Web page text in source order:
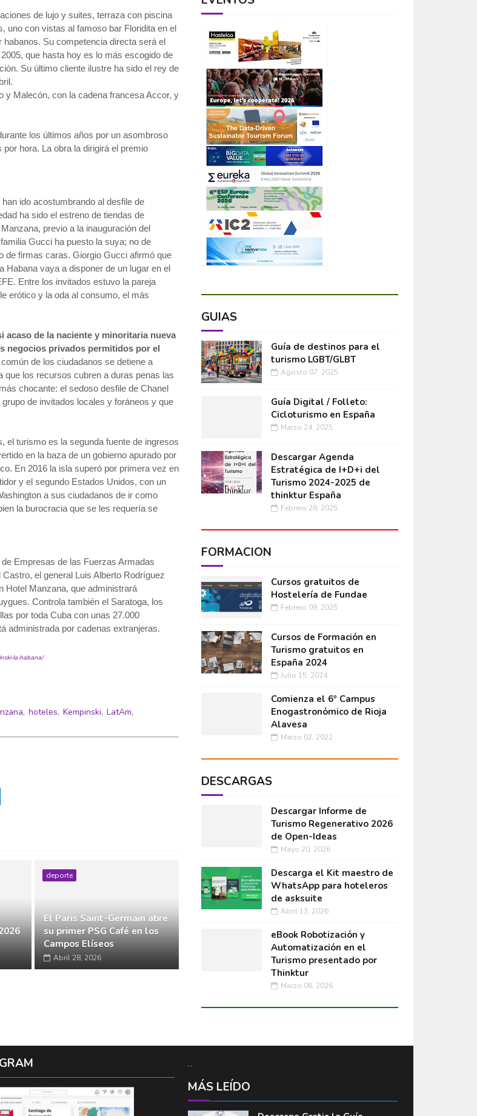
de lujo y suites, terraza con piscina
uno con vistas al famoso bar Floridita en el
Su competencia directa será el
que hasta hoy es lo más escogido de
Su último cliente ilustre ha sido el rey de
y Malecón, con la cadena francesa Accor, y
los últimos años por un asombroso
hora. La obra la dirigirá el premio
ido acostumbrando al desfile de
ha sido el estreno de tiendas de
previo a la inauguración del
Gucci ha puesto la suya; no de
de firmas caras. Giorgio Gucci afirmó que
Habana vaya a disponer de un lugar en el
Entre los invitados estuvo la pareja
erótico y la oda al consumo, el más
acaso de la naciente y minoritaria nueva
negocios privados permitidos por el
común de los ciudadanos se detiene a
los recursos cubren a duras penas las
chocante: el sedoso desfile de Chanel
de invitados locales y foráneos y que
el turismo es la segunda fuente de ingresos
en la baza de un gobierno apurado por
En 2016 la isla superó por primera vez en
y el segundo Estados Unidos, con un
a sus ciudadanos de ir como
la burocracia que se les requería se
Empresas de las Fuerzas Armadas
el general Luis Alberto Rodríguez
Hotel Manzana, que administrará
Controla también el Saratoga, los
por toda Cuba con unas 27.000
administrada por cadenas extranjeras.
la-habana/
, hoteles, Kempinski, LatAm,
deporte
El Paris Saint-Germain abre
su primer PSG Café en los
Campos Elíseos
Abril 28, 2026
GUÍAS
Guía de destinos para el
turismo LGBT/GLBT
Agosto 07, 2025
Guía Digital / Folleto:
Cicloturismo en España
Marzo 24, 2025
Descargar Agenda
Estratégica de I+D+i del
Turismo 2024-2025 de
thinktur España
Febrero 28, 2025
FORMACIÓN
Cursos gratuitos de
Hostelería de Fundae
Febrero 09, 2025
Cursos de Formación en
Turismo gratuitos en
España 2024
Julio 15, 2024
Comienza el 6º Campus
Enogastronómico de Rioja
Alavesa
Marzo 02, 2022
DESCARGAS
Descargar Informe de
Turismo Regenerativo 2026
de Open-Ideas
Mayo 20, 2026
Descarga el Kit maestro de
WhatsApp para hoteleros
de asksuite
Abril 13, 2026
eBook Robotización y
Automatización en el
Turismo presentado por
Thinktur
Marzo 06, 2026
MÁS LEÍDO